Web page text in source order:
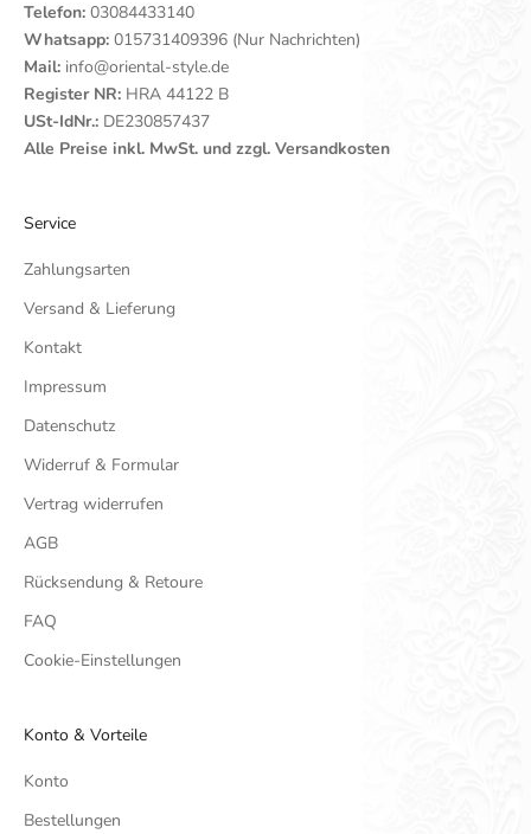
Telefon: 03084433140
Whatsapp: 015731409396 (Nur Nachrichten)
Mail: info@oriental-style.de
Register NR: HRA 44122 B
USt-IdNr.: DE230857437
Alle Preise inkl. MwSt. und zzgl. Versandkosten
Service
Zahlungsarten
Versand & Lieferung
Kontakt
Impressum
Datenschutz
Widerruf & Formular
Vertrag widerrufen
AGB
Rücksendung & Retoure
FAQ
Cookie-Einstellungen
Konto & Vorteile
Konto
Bestellungen